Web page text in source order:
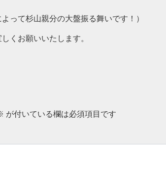
って杉山親分の大盤振る舞いです！）
くお願いいたします。
が付いている欄は必須項目です